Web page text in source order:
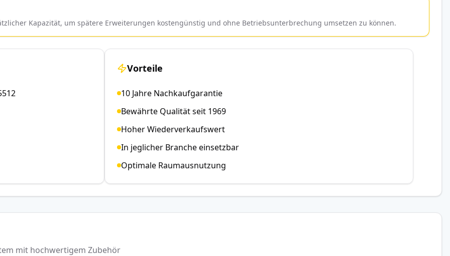
Kapazität, um spätere Erweiterungen kostengünstig und ohne Betriebsunterbrechung umsetzen zu können.
Vorteile
10 Jahre Nachkaufgarantie
Bewährte Qualität seit 1969
Hoher Wiederverkaufswert
In jeglicher Branche einsetzbar
Optimale Raumausnutzung
mit hochwertigem Zubehör